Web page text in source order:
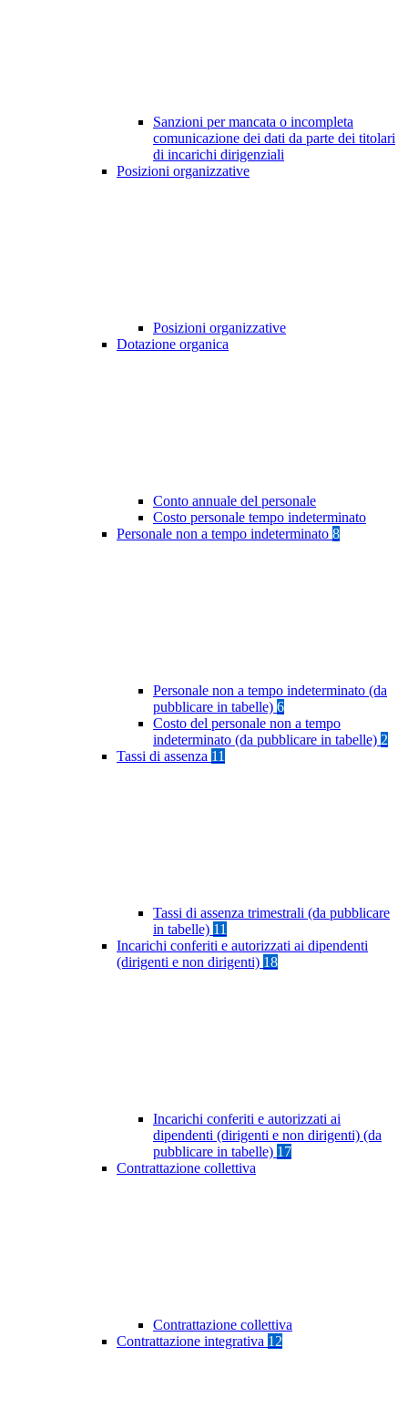
Sanzioni per mancata o incompleta
comunicazione dei dati da parte dei titolari
di incarichi dirigenziali
Posizioni organizzative
Posizioni organizzative
Dotazione organica
Conto annuale del personale
Costo personale tempo indeterminato
Personale non a tempo indeterminato 8
Personale non a tempo indeterminato (da
pubblicare in tabelle) 6
Costo del personale non a tempo
indeterminato (da pubblicare in tabelle) 2
Tassi di assenza 11
Tassi di assenza trimestrali (da pubblicare
in tabelle) 11
Incarichi conferiti e autorizzati ai dipendenti
(dirigenti e non dirigenti) 18
Incarichi conferiti e autorizzati ai
dipendenti (dirigenti e non dirigenti) (da
pubblicare in tabelle) 17
Contrattazione collettiva
Contrattazione collettiva
Contrattazione integrativa 12